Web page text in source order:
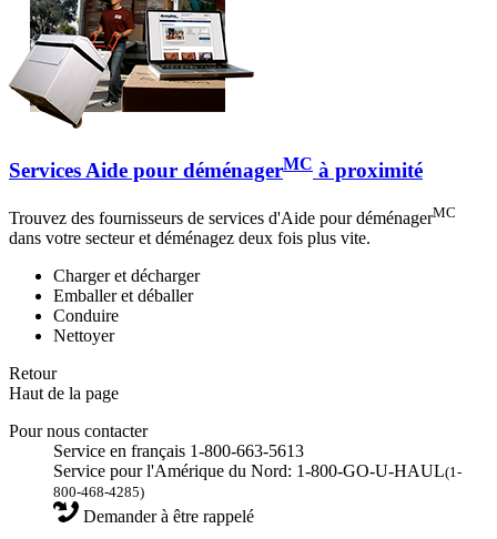
Services Aide pour déménagerMC à proximité
Trouvez des fournisseurs de services d'Aide pour déménagerMC
dans votre secteur et déménagez deux fois plus vite.
Charger et décharger
Emballer et déballer
Conduire
Nettoyer
Retour
Haut de la page
Pour nous contacter
Service en français 1-800-663-5613
Service pour l'Amérique du Nord: 1-800-GO-U-HAUL(1-
800-468-4285)
Demander à être rappelé